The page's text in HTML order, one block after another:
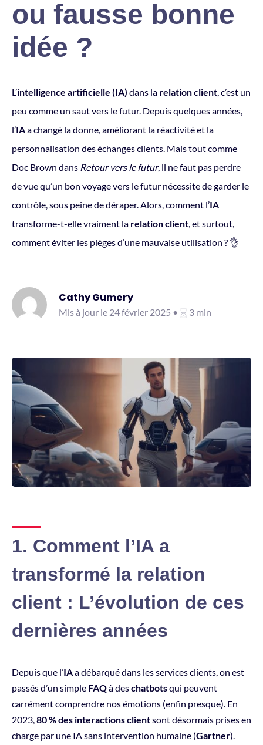
ou fausse bonne
idée ?
L’intelligence artificielle (IA) dans la relation client , c’est un
peu comme un saut vers le futur. Depuis quelques années,
l’IAa changé la donne, améliorant la réactivité et la
personnalisation des échanges clients. Mais tout comme
Doc Brown dans Retour vers le futur, il ne faut pas perdre
de vue qu’un bon voyage vers le futur nécessite de garder le
contrôle, sous peine de déraper. Alors, comment l’IA
transforme-t-elle vraiment la relation client , et surtout,
comment éviter les pièges d’une mauvaise utilisation ? 👌
Cathy Gumery
Mis à jour le 24 février 2025 • 3 min
1. Comment l’IA a
transformé la relation
client : L’évolution de ces
dernières années
Depuis que l’IAa débarqué dans les services clients, on est
passés d’un simple FAQà deschatbotsqui peuvent
carrément comprendre nos émotions (enfin presque). En
2023,80 % des interactions clientsont désormais prises en
charge par une IA sans intervention humaine (Gartner).